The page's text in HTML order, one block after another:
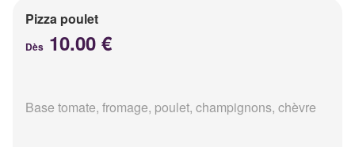
Pizza poulet
Dès 10.00 €
Base tomate, fromage, poulet, champignons, chèvre